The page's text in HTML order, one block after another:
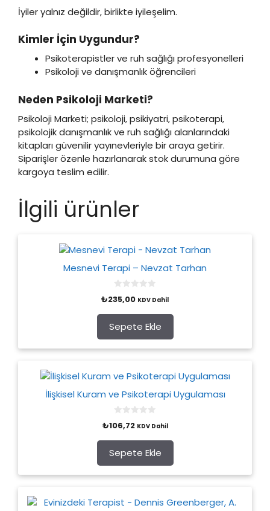
İyiler yalnız değildir, birlikte iyileşelim.
Kimler İçin Uygundur?
Psikoterapistler ve ruh sağlığı profesyonelleri
Psikoloji ve danışmanlık öğrencileri
Neden Psikoloji Marketi?
Psikoloji Marketi; psikoloji, psikiyatri, psikoterapi,
psikolojik danışmanlık ve ruh sağlığı alanlarındaki
kitapları güvenilir yayınevleriyle bir araya getirir.
Siparişler özenle hazırlanarak stok durumuna göre
kargoya teslim edilir.
İlgili ürünler
Mesnevi Terapi – Nevzat Tarhan
o
t
o
f
5
₺235,00 KDV Dahil
Sepete Ekle
İlişkisel Kuram ve Psikoterapi Uygulaması
o
t
o
f
5
₺106,72 KDV Dahil
Sepete Ekle